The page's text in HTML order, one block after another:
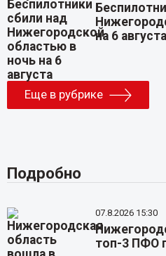
на 6 августа
Еще в рубрике
Подробно
07.8.2026 15:30
топ-3 ПФО